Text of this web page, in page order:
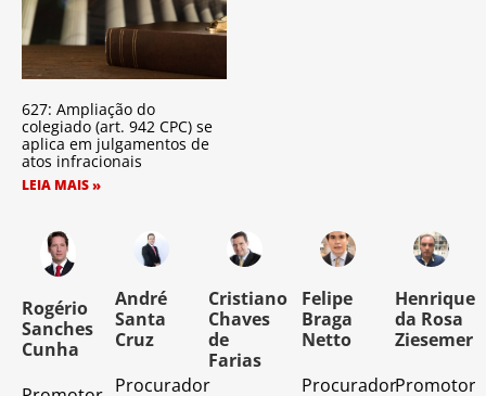
627: Ampliação do
colegiado (art. 942 CPC) se
aplica em julgamentos de
atos infracionais
LEIA MAIS »
Rogério
Sanches
Cunha
André
Santa
Cruz
Procurador
Cristiano
Chaves
de
Farias
Felipe
Braga
Netto
Procurador
Henrique
da Rosa
Ziesemer
Promotor